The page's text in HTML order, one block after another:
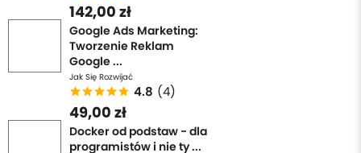
142,00 zł
Google Ads Marketing:
Tworzenie Reklam
Google ...
Jak Się Rozwijać
4.8 (4)
49,00 zł
Docker od podstaw - dla
programistów i nie ty ...